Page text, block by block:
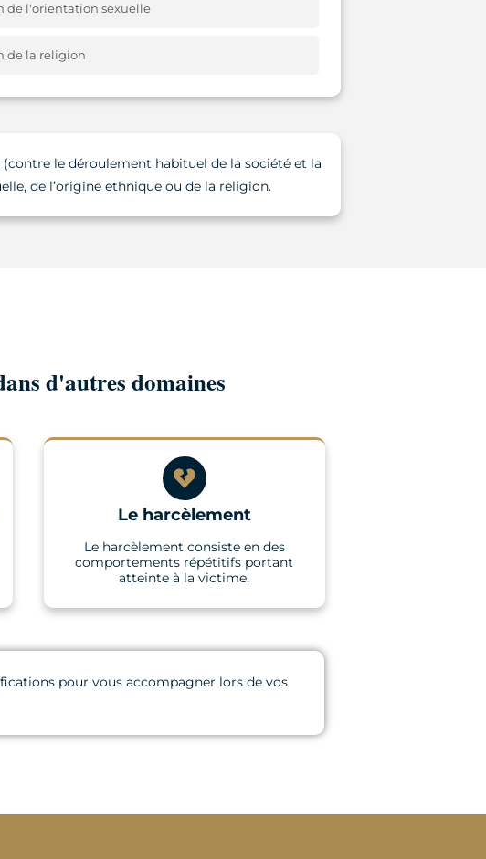
de l'orientation sexuelle
de la religion
le déroulement habituel de la société et la
de l’origine ethnique ou de la religion.
d'autres domaines
Le harcèlement
Le harcèlement consiste en des
comportements répétitifs portant
atteinte à la victime.
pour vous accompagner lors de vos